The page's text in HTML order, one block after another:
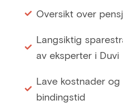
Oversikt over
Langsiktig
av eksperter i Duvi
Lave kostnader og
bindingstid